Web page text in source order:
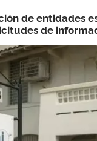
de entidades
de